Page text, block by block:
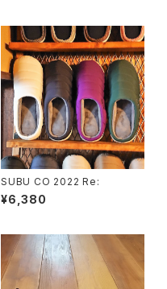
SUBU CO 2022 Re:
¥6,380